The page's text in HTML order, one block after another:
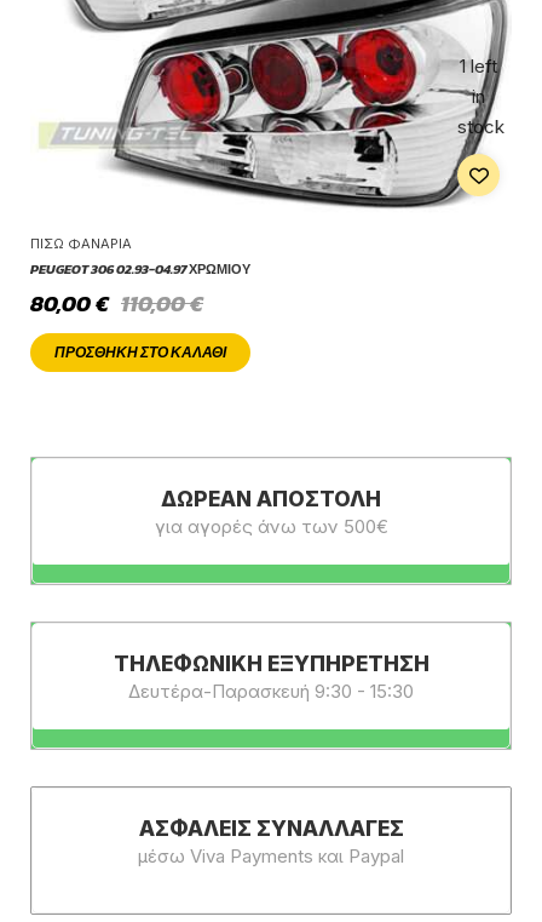
1 left
in
stock
ΠΊΣΩ ΦΑΝΆΡΙΑ
PEUGEOT 306 02.93-04.97 ΧΡΩΜΊΟΥ
110,00€
80,00€
ΠΡΟΣΘΉΚΗ ΣΤΟ ΚΑΛΆΘΙ
ΔΩΡΕΆΝ ΑΠΟΣΤΟΛΉ
για αγορές άνω των 500€
ΤΗΛΕΦΩΝΙΚΗ ΕΞΥΠΗΡΕΤΗΣΗ
Δευτέρα-Παρασκευή 9:30 - 15:30
ΑΣΦΑΛΕΊΣ ΣΥΝΑΛΛΑΓΈΣ
μέσω Viva Payments και Paypal